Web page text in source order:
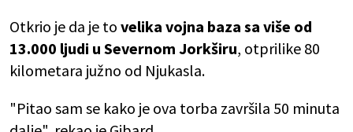
Otkrio je da je to velika vojna baza sa više od
13.000 ljudi u Severnom Jorkširu, otprilike 80
kilometara južno od Njukasla.
"Pitao sam se kako je ova torba završila 50 minuta